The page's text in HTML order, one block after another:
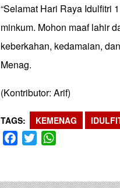
“Selamat Hari Raya Idulfitri
minkum. Mohon maaf lahir
keberkahan, kedamaian,
Menag.
(Kontributor: Arif)
TAGS KEMENAG
Facebook
Twitter